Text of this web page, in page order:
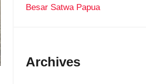
Besar Satwa Papua
Archives